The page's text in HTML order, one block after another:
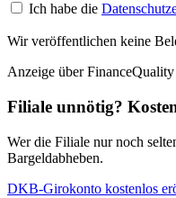
Ich habe die
Wir veröffentlichen keine
Anzeige über FinanceQuality
Filiale unnötig?
Wer die Filiale nur noch
Bargeldabheben.
DKB-Girokonto kostenlos